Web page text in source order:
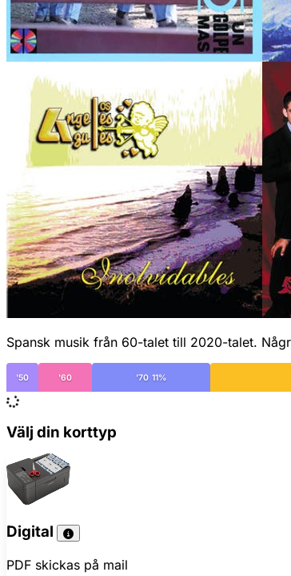
Spansk musik från 60-talet till 2020-talet.
'50 '60 '70 11%
Välj din korttyp
Digital
PDF skickas på mail